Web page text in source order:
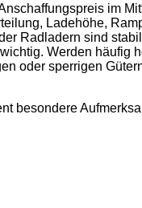
im
Ladehöhe,
Radladern sind
Werden häufig
oder sperrigen
besondere